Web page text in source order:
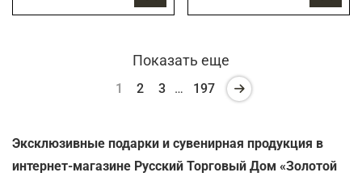
Показать еще
1 2 3 … 197
Эксклюзивные подарки и сувенирная продукция в
интернет-магазине Русский Торговый Дом «Золотой